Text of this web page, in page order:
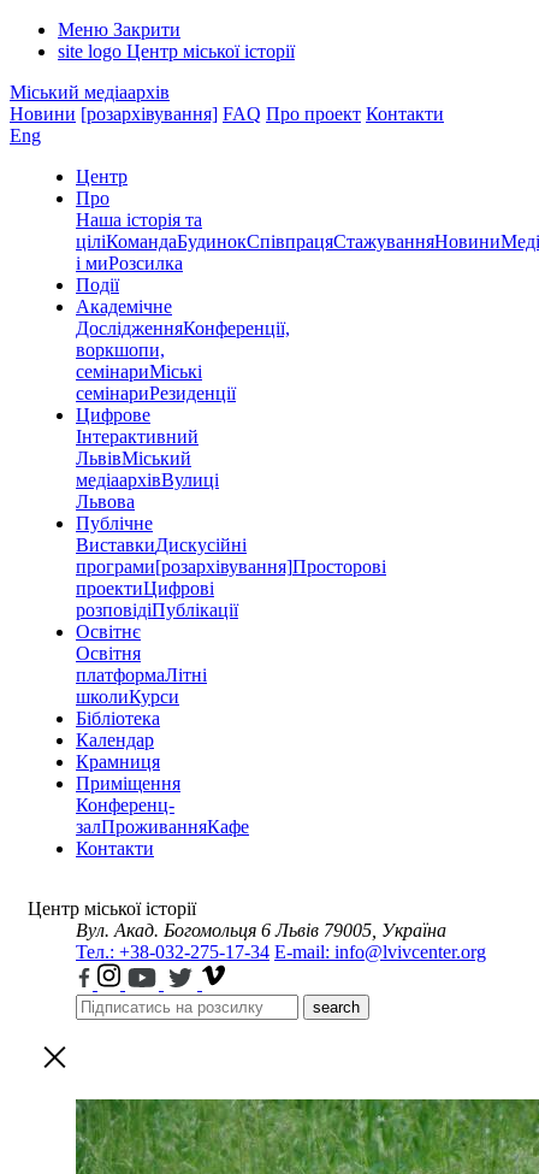
Меню Закрити
site logo Центр міської історії
Міський медіаархів
Новини [розархівування] FAQ Про проект Контакти
Eng
Центр
Про
Наша історія та
ціліКомандаБудинокСпівпрацяСтажуванняНовини
і миРозсилка
Події
Академічне
ДослідженняКонференції,
воркшопи,
семінариМіські
семінариРезиденції
Цифрове
Інтерактивний
ЛьвівМіський
медіаархівВулиці
Львова
Публічне
ВиставкиДискусійні
програми[розархівування]Просторові
проектиЦифрові
розповідіПублікації
Освітнє
Освітня
платформаЛітні
школиКурси
Бібліотека
Календар
Крамниця
Приміщення
Конференц-
залПроживанняКафе
Контакти
Центр міської історії
Вул. Акад. Богомольця 6 Львів 79005, Україна
Тел.: +38-032-275-17-34 E-mail: info@lvivcenter.org
search